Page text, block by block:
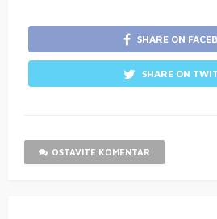
SHARE ON
SHARE ON
OSTAVITE KOMENTAR